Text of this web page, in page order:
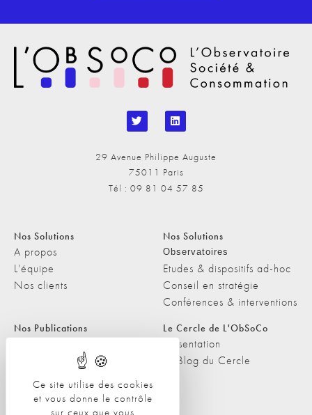
Ce site utilise des cookies
et vous donne le contrôle
sur ceux que vous
29 Avenue Philippe Auguste
75011 Paris
Tél : 09 81 04 57 85
Nos Solutions
A propos
L'équipe
Nos clients
Nos Solutions
Observatoires
Etudes & dispositifs ad-hoc
Conseil en stratégie
Conférences & interventions
Nos Publications
Les Podcasts de L'ObSoCo
L'ObSoCo dans les médias
Le Cercle de L'ObSoCo
Présentation
Le Blog du Cercle
Contacts